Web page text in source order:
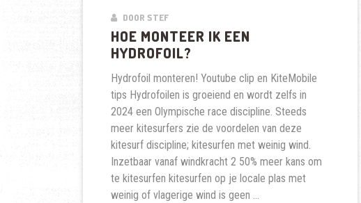
DOOR STEF
HOE MONTEER IK EEN
HYDROFOIL?
Hydrofoil monteren! Youtube clip en KiteMobile
tips Hydrofoilen is groeiend en wordt zelfs in
2024 een Olympische race discipline. Steeds
meer kitesurfers zie de voordelen van deze
kitesurf discipline; kitesurfen met weinig wind.
Inzetbaar vanaf windkracht 2 50% meer kans om
te kitesurfen kitesurfen op je locale plas met
weinig of vlagerige wind is geen …